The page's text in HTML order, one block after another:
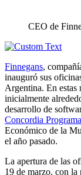
CEO de
Finnegans,
inauguró sus
Argentina. En estas
inicialmente
desarrollo de
Concordia Programa
Económico de la
el año pasado.
La apertura de las
19 de marzo, con